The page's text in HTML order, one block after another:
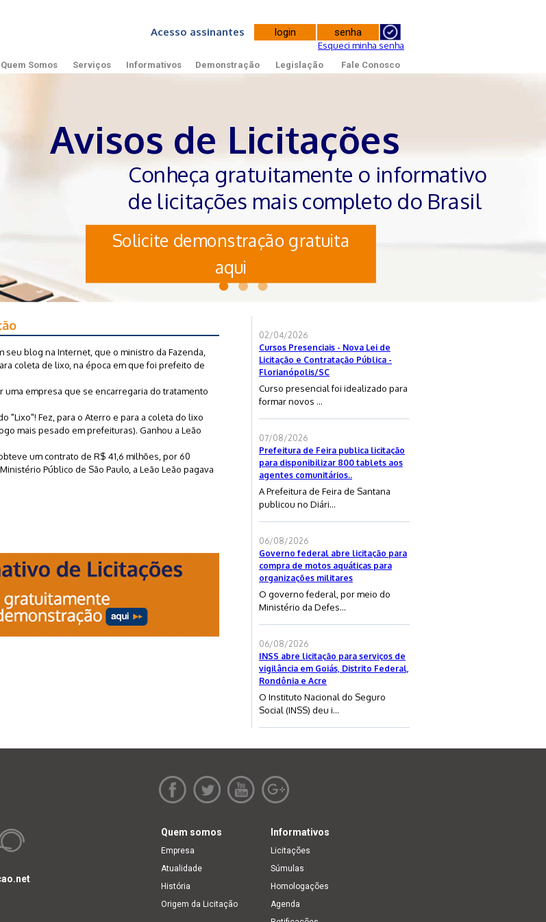
Acesso assinantes
Esqueci minha senha
Quem Somos Serviços Informativos Demonstração Legislação Fale Conosco
Avisos de Licitações
Conheça gratuitamente o informativo
de licitações mais completo do Brasil
Solicite demonstração gratuita
aqui
seu blog na Internet, que o ministro da Fazenda,
coleta de lixo, na época em que foi prefeito de
uma empresa que se encarregaria do tratamento
"Lixo"! Fez, para o Aterro e para a coleta do lixo
mais pesado em prefeituras). Ganhou a Leão
um contrato de R$ 41,6 milhões, por 60
Público de São Paulo, a Leão Leão pagava
02/04/2026
Cursos Presenciais - Nova Lei de
Licitação e Contratação Pública -
Florianópolis/SC
Curso presencial foi idealizado para
formar novos ...
07/08/2026
Prefeitura de Feira publica licitação
para disponibilizar 800 tablets aos
agentes comunitários..
A Prefeitura de Feira de Santana
publicou no Diári...
06/08/2026
Governo federal abre licitação para
compra de motos aquáticas para
organizações militares
O governo federal, por meio do
Ministério da Defes...
06/08/2026
INSS abre licitação para serviços de
vigilância em Goiás, Distrito Federal,
Rondônia e Acre
O Instituto Nacional do Seguro
Social (INSS) deu i...
Quem somos
Empresa
Atualidade
História
Origem da Licitação
Informativos
Licitações
Súmulas
Homologações
Agenda